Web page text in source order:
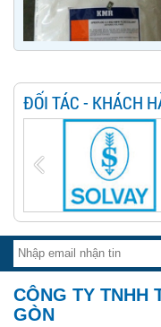
ĐỐI TÁC - KHÁCH
CÔNG TY TNHH
GÒN